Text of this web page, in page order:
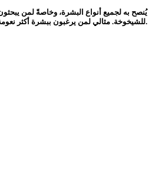
يُنصح به لجميع أنواع البشرة، وخاصةً لمن
للشيخوخة. مثالي لمن يرغبون ببشرة أكثر نعومة وشباباً.